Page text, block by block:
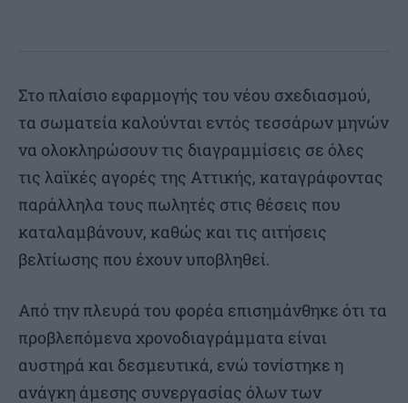
Στο πλαίσιο εφαρμογής του νέου σχεδιασμού,
τα σωματεία καλούνται εντός τεσσάρων μηνών
να ολοκληρώσουν τις διαγραμμίσεις σε όλες
τις λαϊκές αγορές της Αττικής, καταγράφοντας
παράλληλα τους πωλητές στις θέσεις που
καταλαμβάνουν, καθώς και τις αιτήσεις
βελτίωσης που έχουν υποβληθεί.
Από την πλευρά του φορέα επισημάνθηκε ότι τα
προβλεπόμενα χρονοδιαγράμματα είναι
αυστηρά και δεσμευτικά, ενώ τονίστηκε η
ανάγκη άμεσης συνεργασίας όλων των